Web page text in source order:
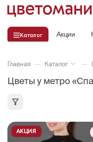
Каталог Акции
Главная — Каталог —
Цветы у метро
АКЦИЯ